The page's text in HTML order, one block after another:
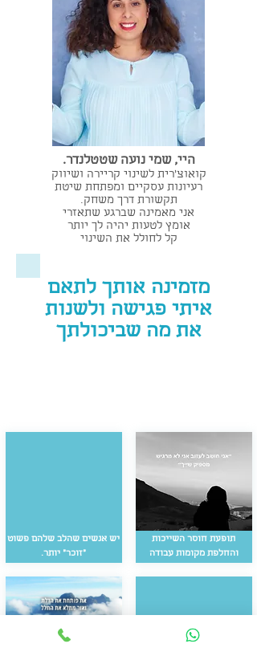
היי, שמי נועה שטטלנדר.
קואוצ'רית לשינוי קריירה ושיווק
רעיונות עסקיים ומפתחת שיטת
תקשורת דרך משחק.
אני מאמינה שברגע שתאזרי
אומץ לטעות יהיה לך יותר
קל לחולל את השינוי
מזמינה אותך לתאם
איתי פגישה ולשנות
את מה שביכולתך
תופעת חוסר השייכות
והחלפת מקומות עבודה
יש אנשים שהלב שלהם פשוט
״זוכר״ יותר.